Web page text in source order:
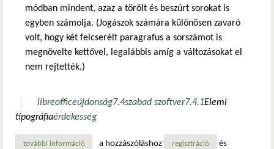
módban mindent, azaz a törölt és beszúrt sorokat is
egyben számolja. (Jogászok számára különösen zavaró
volt, hogy két felcserélt paragrafus a sorszámot is
megnövelte kettővel, legalábbis amíg a változásokat el
nem rejtették.)
libreofficeújdonság7.4szabad szoftver7.4.1Elemi
tipográfiaérdekesség
további információpár érdekesség még a libreoffice 7.4 community verziója
a hozzászóláshoz regisztráció és